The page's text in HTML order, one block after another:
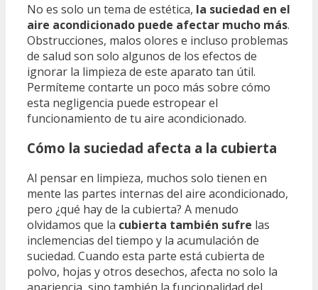
No es solo un tema de estética, la suciedad en el
aire acondicionado puede afectar mucho más.
Obstrucciones, malos olores e incluso problemas
de salud son solo algunos de los efectos de
ignorar la limpieza de este aparato tan útil.
Permíteme contarte un poco más sobre cómo
esta negligencia puede estropear el
funcionamiento de tu aire acondicionado.
Cómo la suciedad afecta a la cubierta
Al pensar en limpieza, muchos solo tienen en
mente las partes internas del aire acondicionado,
pero ¿qué hay de la cubierta? A menudo
olvidamos que la cubierta también sufre las
inclemencias del tiempo y la acumulación de
suciedad. Cuando esta parte está cubierta de
polvo, hojas y otros desechos, afecta no solo la